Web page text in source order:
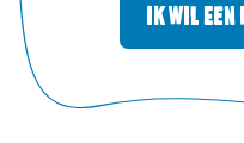
IK WIL